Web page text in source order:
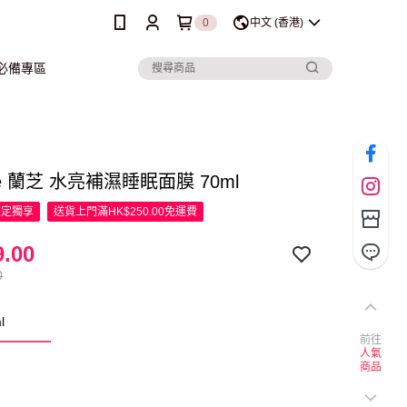
0 中文 (香港)
備專區
蘭芝 水亮補濕睡眠面膜 70ml
獨享 送貨上門滿HK$250.00免運費
前往
人氣
商品